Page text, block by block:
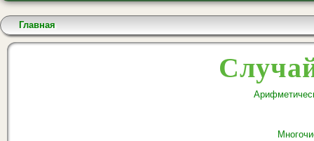
Вы здесь
Главная